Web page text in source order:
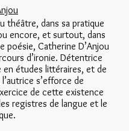
théâtre, dans sa pratique
encore, et surtout, dans
poésie, Catherine D’Anjou
d’ironie. Détentrice
en études littéraires, et de
s’efforce de
de cette existence
registres de langue et le